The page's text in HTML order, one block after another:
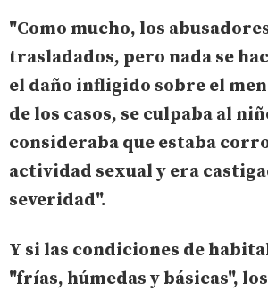
"Como mucho, los
trasladados, pero nada se
el daño infligido sobre el
de los casos, se culpaba al
consideraba que estaba
actividad sexual y era
severidad".
Y si las condiciones de
"frías, húmedas y básicas",